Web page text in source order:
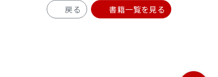
戻る 書籍一覧を見る